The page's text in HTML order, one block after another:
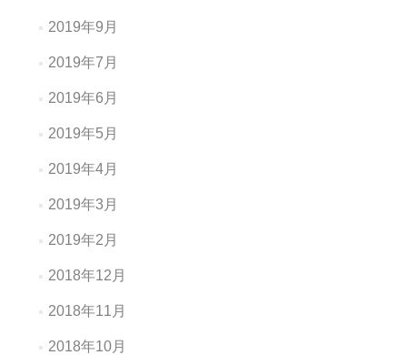
2019年9月
2019年7月
2019年6月
2019年5月
2019年4月
2019年3月
2019年2月
2018年12月
2018年11月
2018年10月